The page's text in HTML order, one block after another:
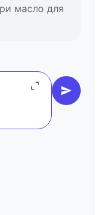
масло для